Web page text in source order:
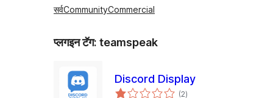
सर्वCommunityCommercial
प्लगइन टॅग: teamspeak
Discord Display
(2एकूण
)